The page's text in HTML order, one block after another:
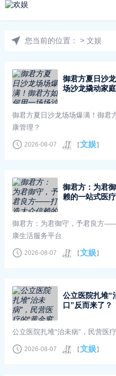
您当前的位置： > 文娱
御君方夏日沙
场沙龙撬动家
御君方夏日沙龙场场爆满！御君
康管理？
2026-08-07 【文娱】
御君方：为君
赖的一站式医
御君方：为君御守，予君良方
康生活服务平台
2026-08-07 【文娱】
公立医院扎堆“
口”反而来了？
公立医院扎堆“治未病”，民营医
2026-08-07 【文娱】